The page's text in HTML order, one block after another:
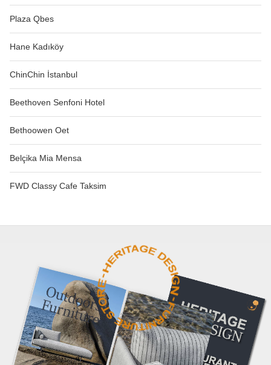
Plaza Qbes
Hane Kadıköy
ChinChin İstanbul
Beethoven Senfoni Hotel
Bethoowen Oet
Belçika Mia Mensa
FWD Classy Cafe Taksim